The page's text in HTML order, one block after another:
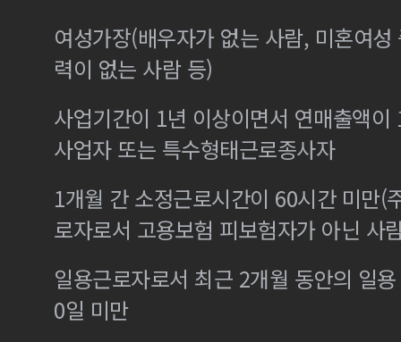
여성가장(배우자가 없는 사람, 미혼여
력이 없는 사람 등)
사업기간이 1년 이상이면서 연매출액
사업자 또는 특수형태근로종사자
1개월 간 소정근로시간이 60시간 미만(
로자로서 고용보험 피보험자가 아닌 사
일용근로자로서 최근 2개월 동안의 일
0일 미만